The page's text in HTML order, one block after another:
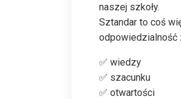
naszej szkoły.
Sztandar to coś
odpowiedzialność
✅ wiedzy
✅ szacunku
✅ otwartości